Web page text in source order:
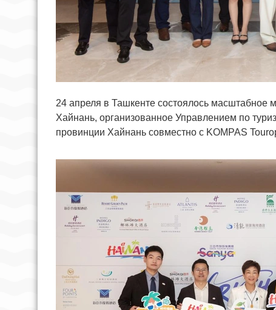
24 апреля в Ташкенте состоялось масштабное
Хайнань, организованное Управлением по
провинции Хайнань совместно с KOMPAS